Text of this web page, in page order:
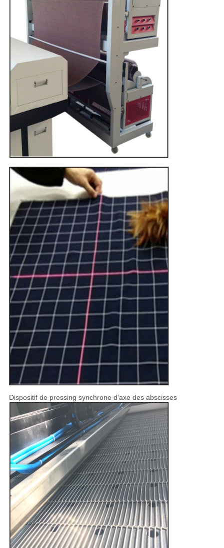
Dispositif de pressing synchrone d'axe des abscisses